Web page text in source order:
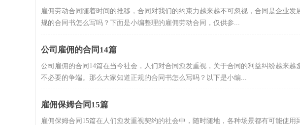
雇佣劳动合同随着时间的推移，合同对我们的约束力越来越不可忽视，合同是企业发
规的合同书怎么写吗？下面是小编整理的雇佣劳动合同，仅供参...
公司雇佣的合同14篇
公司雇佣的合同14篇在当今社会，人们对合同愈发重视，关于合同的利益纠纷越来
不必要的争端。那么大家知道正规的合同书怎么写吗？以下是小编...
雇佣保姆合同15篇
雇佣保姆合同15篇在人们愈发重视契约的社会中，随时随地，各种场景都有可能使